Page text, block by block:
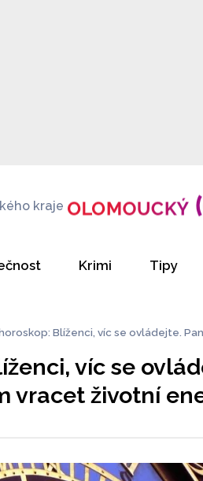
kraje
Krimi Tipy
Blíženci, víc se ovládejte.
víc se
vracet životní